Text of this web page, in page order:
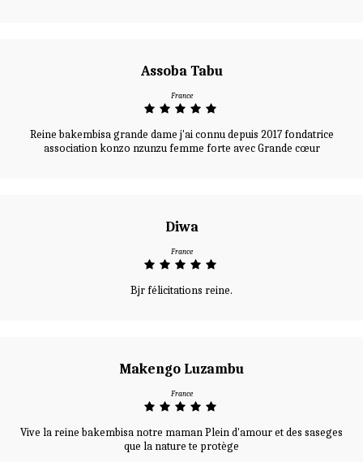
Assoba Tabu
France
Reine bakembisa grande dame j'ai connu depuis 2017 fondatrice
association konzo nzunzu femme forte avec Grande cœur
Diwa
France
Bjr félicitations reine.
Makengo Luzambu
France
Vive la reine bakembisa notre maman Plein d'amour et des saseges
que la nature te protège